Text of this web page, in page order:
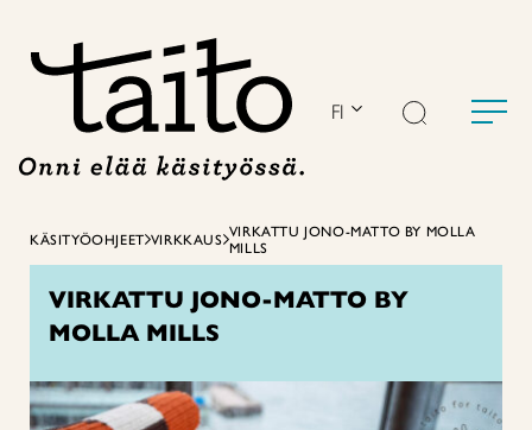
FI
KÄSITYÖOHJEET VIRKKAUS VIRKATTU JONO-MATTO BY MOLLA
MILLS
VIRKATTU JONO-MATTO BY
MOLLA MILLS